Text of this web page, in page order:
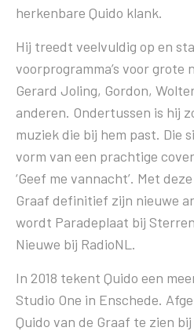
herkenbare Quido klank.
Hij treedt veelvuldig op en
voorprogramma’s voor grote
Gerard Joling, Gordon,
anderen. Ondertussen is hij
muziek die bij hem past. Die
vorm van een prachtige
‘Geef me vannacht’. Met
Graaf definitief zijn nieuwe
wordt Paradeplaat bij
Nieuwe bij RadioNL.
In 2018 tekent Quido een
Studio One in Enschede.
Quido van de Graaf te zien